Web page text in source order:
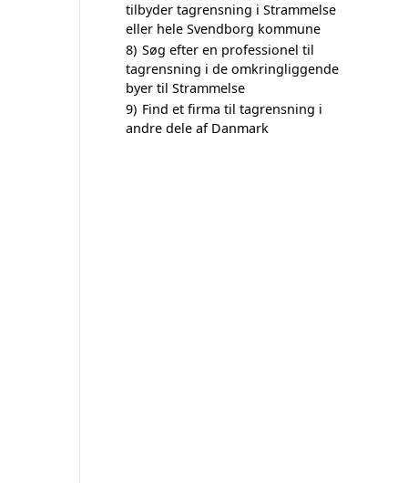
tilbyder tagrensning i Strammelse
eller hele Svendborg kommune
8) Søg efter en professionel til
tagrensning i de omkringliggende
byer til Strammelse
9) Find et firma til tagrensning i
andre dele af Danmark